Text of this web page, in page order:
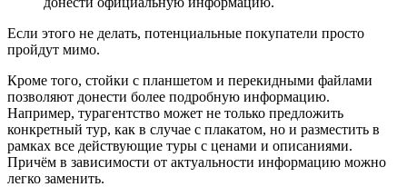
Если этого не делать, потенциальные покупатели просто
пройдут мимо.
Кроме того, стойки с планшетом и перекидными файлами
позволяют донести более подробную информацию.
Например, турагентство может не только предложить
конкретный тур, как в случае с плакатом, но и разместить в
рамках все действующие туры с ценами и описаниями.
Причём в зависимости от актуальности информацию можно
легко заменить.